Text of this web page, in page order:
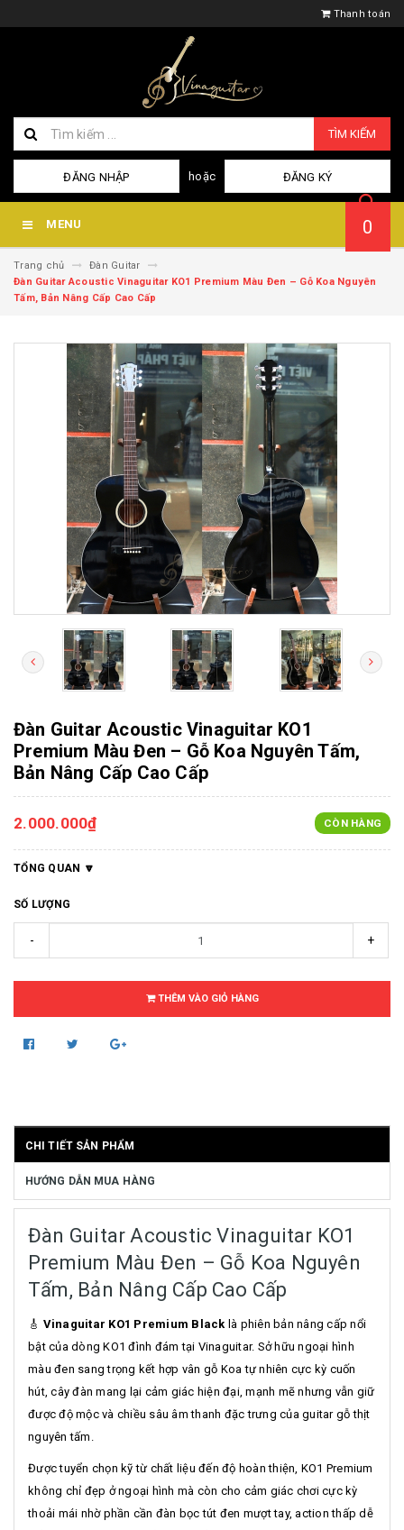
Thanh toán
TÌM KIẾM
ĐĂNG NHẬP hoặc ĐĂNG KÝ
MENU 0
Trang chủ
Đàn Guitar
Đàn Guitar Acoustic Vinaguitar KO1 Premium Màu Đen – Gỗ Koa Nguyên
Tấm, Bản Nâng Cấp Cao Cấp
Đàn Guitar Acoustic Vinaguitar KO1
Premium Màu Đen – Gỗ Koa Nguyên Tấm,
Bản Nâng Cấp Cao Cấp
2.000.000₫ CÒN HÀNG
TỔNG QUAN
SỐ LƯỢNG
- +
THÊM VÀO GIỎ HÀNG
CHI TIẾT SẢN PHẨM
HƯỚNG DẪN MUA HÀNG
Đàn Guitar Acoustic Vinaguitar KO1
Premium Màu Đen – Gỗ Koa Nguyên
Tấm, Bản Nâng Cấp Cao Cấp
🎸 Vinaguitar KO1 Premium Blacklà phiên bản nâng cấp nổi
bật của dòng KO1 đình đám tại Vinaguitar. Sở hữu ngoại hình
màu đen sang trọng kết hợp vân gỗ Koa tự nhiên cực kỳ cuốn
hút, cây đàn mang lại cảm giác hiện đại, mạnh mẽ nhưng vẫn giữ
được độ mộc và chiều sâu âm thanh đặc trưng của guitar gỗ thịt
nguyên tấm.
Được tuyển chọn kỹ từ chất liệu đến độ hoàn thiện, KO1 Premium
không chỉ đẹp ở ngoại hình mà còn cho cảm giác chơi cực kỳ
thoải mái nhờ phần cần đàn bọc tút đen mượt tay, action thấp dễ